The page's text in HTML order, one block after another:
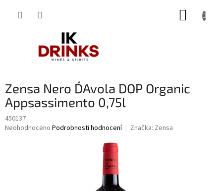
Zensa Nero D´Avola DOP Organic
Appsassimento 0,75l
450137
Průměrné
Neohodnoceno Podrobnosti hodnocení Značka: Zensa